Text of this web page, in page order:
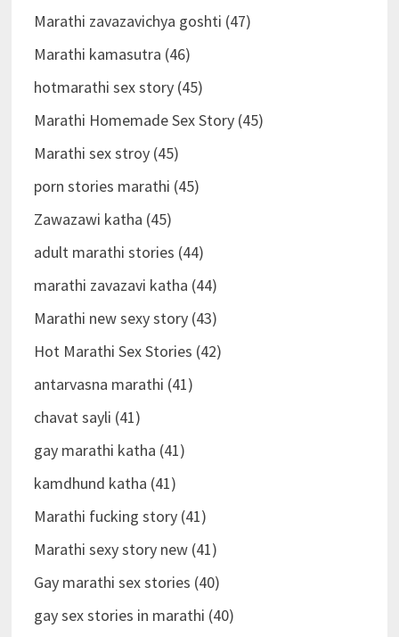
Marathi zavazavichya goshti (47)
Marathi kamasutra (46)
hotmarathi sex story (45)
Marathi Homemade Sex Story (45)
Marathi sex stroy (45)
porn stories marathi (45)
Zawazawi katha (45)
adult marathi stories (44)
marathi zavazavi katha (44)
Marathi new sexy story (43)
Hot Marathi Sex Stories (42)
antarvasna marathi (41)
chavat sayli (41)
gay marathi katha (41)
kamdhund katha (41)
Marathi fucking story (41)
Marathi sexy story new (41)
Gay marathi sex stories (40)
gay sex stories in marathi (40)